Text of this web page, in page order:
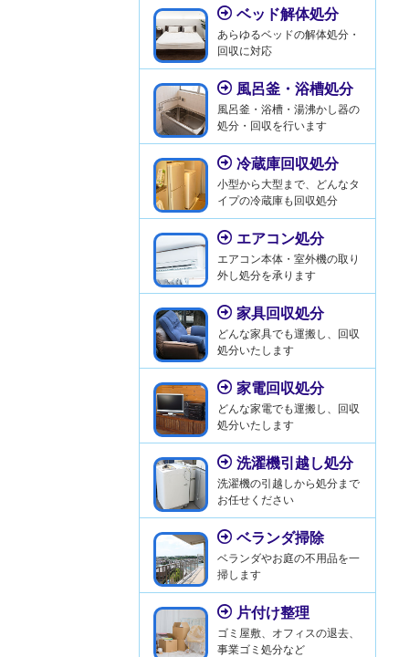
ベッド解体処分
あらゆるベッドの解体処分・
回収に対応
風呂釜・浴槽処分
風呂釜・浴槽・湯沸かし器の
処分・回収を行います
冷蔵庫回収処分
小型から大型まで、どんなタ
イプの冷蔵庫も回収処分
エアコン処分
エアコン本体・室外機の取り
外し処分を承ります
家具回収処分
どんな家具でも運搬し、回収
処分いたします
家電回収処分
どんな家電でも運搬し、回収
処分いたします
洗濯機引越し処分
洗濯機の引越しから処分まで
お任せください
ベランダ掃除
ベランダやお庭の不用品を一
掃します
片付け整理
ゴミ屋敷、オフィスの退去、
事業ゴミ処分など